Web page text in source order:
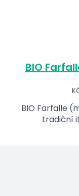
BIO
BIO Farfalle
tradiční